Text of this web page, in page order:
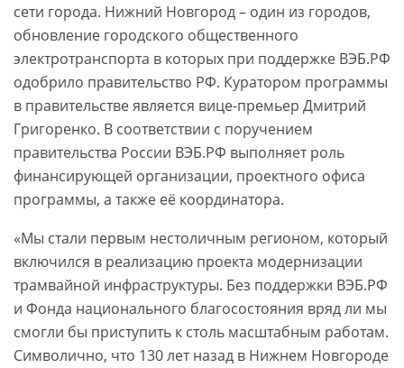
сети города. Нижний Новгород – один из городов,
обновление городского общественного
электротранспорта в которых при поддержке ВЭБ.РФ
одобрило правительство РФ. Куратором программы
в правительстве является вице-премьер Дмитрий
Григоренко. В соответствии с поручением
правительства России ВЭБ.РФ выполняет роль
финансирующей организации, проектного офиса
программы, а также её координатора.
«Мы стали первым нестоличным регионом, который
включился в реализацию проекта модернизации
трамвайной инфраструктуры. Без поддержки ВЭБ.РФ
и Фонда национального благосостояния вряд ли мы
смогли бы приступить к столь масштабным работам.
Символично, что 130 лет назад в Нижнем Новгороде